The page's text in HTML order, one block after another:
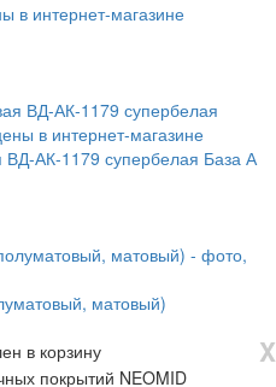
ВД-АК-1179 супербелая База А
матовый)
X
в корзину